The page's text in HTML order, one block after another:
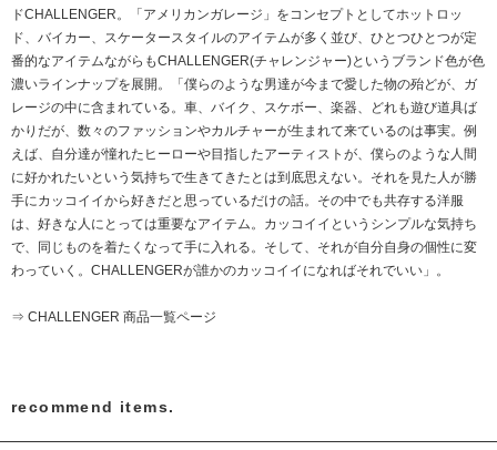
ドCHALLENGER。「アメリカンガレージ」をコンセプトとしてホットロッ
ド、バイカー、スケータースタイルのアイテムが多く並び、ひとつひとつが定
番的なアイテムながらもCHALLENGER(チャレンジャー)というブランド色が色
濃いラインナップを展開。「僕らのような男達が今まで愛した物の殆どが、ガ
レージの中に含まれている。車、バイク、スケボー、楽器、どれも遊び道具ば
かりだが、数々のファッションやカルチャーが生まれて来ているのは事実。例
えば、自分達が憧れたヒーローや目指したアーティストが、僕らのような人間
に好かれたいという気持ちで生きてきたとは到底思えない。それを見た人が勝
手にカッコイイから好きだと思っているだけの話。その中でも共存する洋服
は、好きな人にとっては重要なアイテム。カッコイイというシンプルな気持ち
で、同じものを着たくなって手に入れる。そして、それが自分自身の個性に変
わっていく。CHALLENGERが誰かのカッコイイになればそれでいい」。
⇒ CHALLENGER 商品一覧ページ
recommend items.